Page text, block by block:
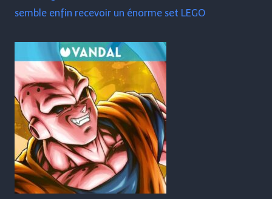
semble enfin recevoir un énorme set LEGO